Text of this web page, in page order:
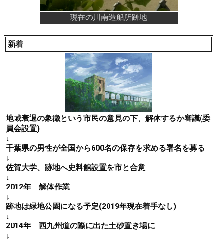
現在の川南造船所跡地
新着
地域衰退の象徴という市民の意見の下、解体するか審議(委
員会設置)
↓
千葉県の男性が全国から600名の保存を求める署名を募る
↓
佐賀大学、跡地へ史料館設置を市と合意
↓
2012年 解体作業
↓
跡地は緑地公園になる予定(2019年現在着手なし)
↓
2014年 西九州道の際に出た土砂置き場に
↓